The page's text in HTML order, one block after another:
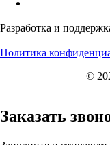
Разработка и
Политика
©
Заказать